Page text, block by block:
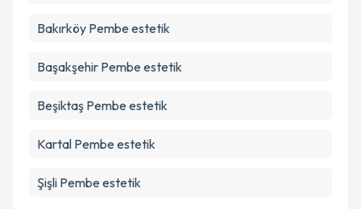
Bakırköy Pembe estetik
Başakşehir Pembe estetik
Beşiktaş Pembe estetik
Kartal Pembe estetik
Şişli Pembe estetik